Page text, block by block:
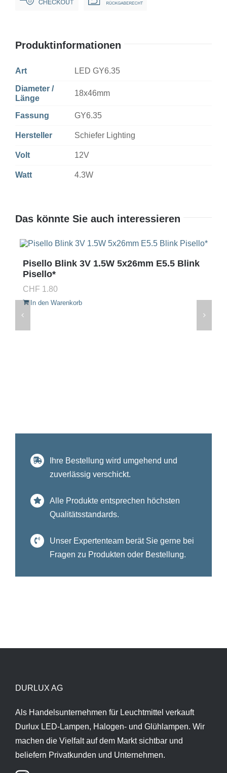
Dim
Produktinformationen
Art LED GY6.35
Diameter /
Länge
18x46mm
Fassung GY6.35
Hersteller Schiefer Lighting
Volt 12V
Watt 4.3W
Das könnte Sie auch interessieren
Pisello Blink 3V 1.5W 5x26mm E5.5 Blink
Pisello*
CHF 1.80
In den Warenkorb
Ihre Bestellung wird umgehend und
zuverlässig verschickt.
Alle Produkte entsprechen höchsten
Qualitätsstandards.
Unser Expertenteam berät Sie gerne bei
Fragen zu Produkten oder Bestellung.
DURLUX AG
Als Handelsunternehmen für Leuchtmittel verkauft
Durlux LED-Lampen, Halogen- und Glühlampen. Wir
machen die Vielfalt auf dem Markt sichtbar und
beliefern Privatkunden und Unternehmen.